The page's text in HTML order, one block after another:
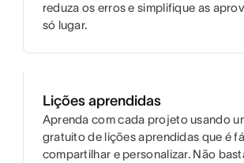
reduza os erros e simplifique as
só lugar.
Lições aprendidas
Aprenda com cada projeto usando
gratuito de lições aprendidas que é
compartilhar e personalizar. Não